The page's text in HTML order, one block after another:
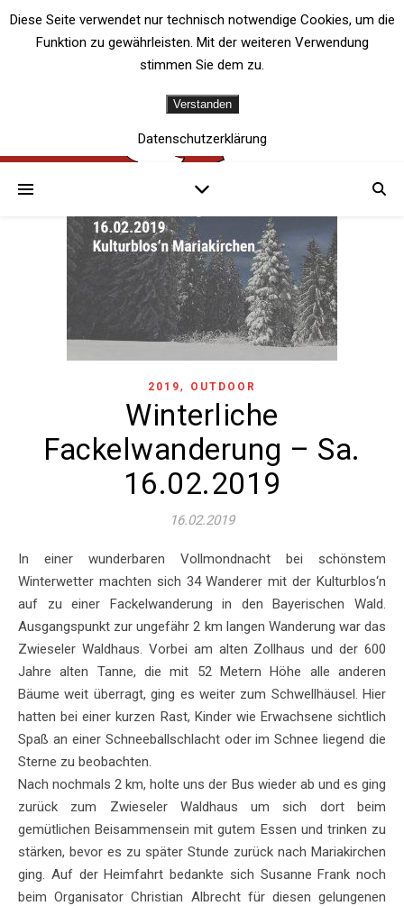
2019, OUTDOOR
Winterliche
Fackelwanderung – Sa.
16.02.2019
16.02.2019
In einer wunderbaren Vollmondnacht bei schönstem
Winterwetter machten sich 34 Wanderer mit der Kulturblos‘n
auf zu einer Fackelwanderung in den Bayerischen Wald.
Ausgangspunkt zur ungefähr 2 km langen Wanderung war das
Zwieseler Waldhaus. Vorbei am alten Zollhaus und der 600
Jahre alten Tanne, die mit 52 Metern Höhe alle anderen
Bäume weit überragt, ging es weiter zum Schwellhäusel. Hier
hatten bei einer kurzen Rast, Kinder wie Erwachsene sichtlich
Spaß an einer Schneeballschlacht oder im Schnee liegend die
Sterne zu beobachten.
Nach nochmals 2 km, holte uns der Bus wieder ab und es ging
zurück zum Zwieseler Waldhaus um sich dort beim
gemütlichen Beisammensein mit gutem Essen und trinken zu
stärken, bevor es zu später Stunde zurück nach Mariakirchen
ging. Auf der Heimfahrt bedankte sich Susanne Frank noch
beim Organisator Christian Albrecht für diesen gelungenen
Diese Seite verwendet nur technisch notwendige Cookies, um die
Funktion zu gewährleisten. Mit der weiteren Verwendung
stimmen Sie dem zu.
Verstanden
Datenschutzerklärung